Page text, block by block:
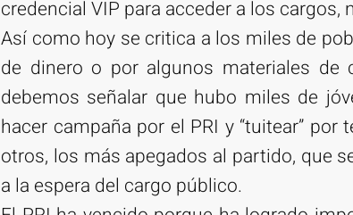
credencial VIP para acceder a los
Así como hoy se critica a los miles de
de dinero o por algunos materiales de
debemos señalar que hubo miles de
hacer campaña por el PRI y “tuitear”
otros, los más apegados al partido, que
a la espera del cargo público.